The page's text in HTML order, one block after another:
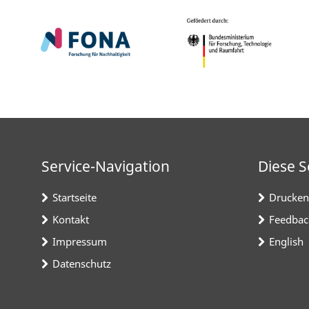
Service-Navigation
Startseite
Kontakt
Impressum
Datenschutz
Diese
Drucken
English